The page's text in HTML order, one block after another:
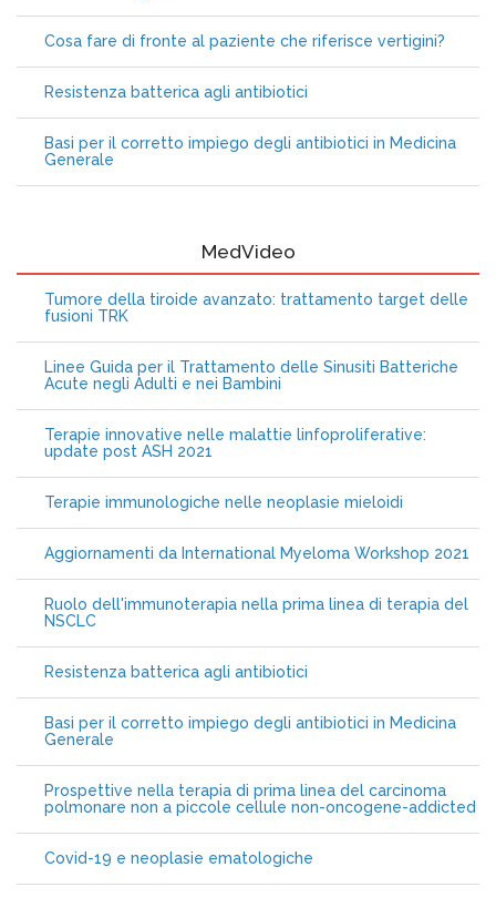
Cosa fare di fronte al paziente che riferisce vertigini?
Resistenza batterica agli antibiotici
Basi per il corretto impiego degli antibiotici in Medicina
Generale
MedVideo
Tumore della tiroide avanzato: trattamento target delle
fusioni TRK
Linee Guida per il Trattamento delle Sinusiti Batteriche
Acute negli Adulti e nei Bambini
Terapie innovative nelle malattie linfoproliferative:
update post ASH 2021
Terapie immunologiche nelle neoplasie mieloidi
Aggiornamenti da International Myeloma Workshop 2021
Ruolo dell'immunoterapia nella prima linea di terapia del
NSCLC
Resistenza batterica agli antibiotici
Basi per il corretto impiego degli antibiotici in Medicina
Generale
Prospettive nella terapia di prima linea del carcinoma
polmonare non a piccole cellule non-oncogene-addicted
Covid-19 e neoplasie ematologiche